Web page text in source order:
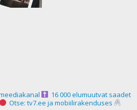
16 000 elumuutvat saadet
Otse: tv7.ee ja mobiilirakenduses